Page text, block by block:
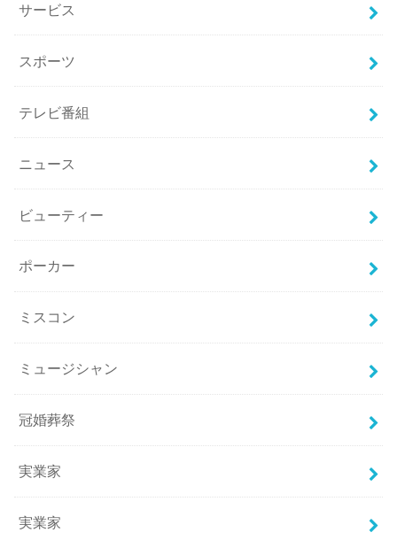
サービス
スポーツ
テレビ番組
ニュース
ビューティー
ポーカー
ミスコン
ミュージシャン
冠婚葬祭
実業家
実業家